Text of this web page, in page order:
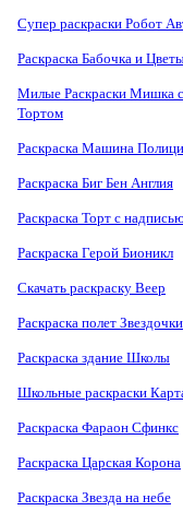
Супер раскраски Робот
Раскраска Бабочка и
Милые Раскраски Мишка с
Тортом
Раскраска Машина
Раскраска Биг Бен Англия
Раскраска Торт с
Раскраска Герой Бионикл
Скачать раскраску Веер
Раскраска полет Звездочки
Раскраска здание Школы
Школьные раскраски
Раскраска Фараон Сфинкс
Раскраска Царская Корона
Раскраска Звезда на небе